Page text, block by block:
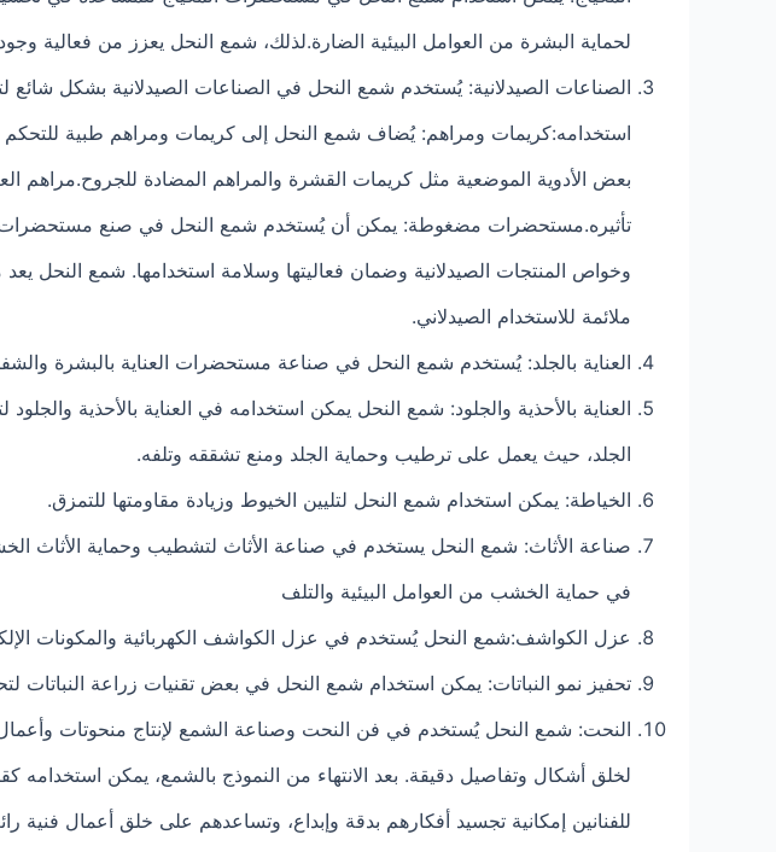
لحماية البشرة من العوامل البيئية الضارة.لذلك، شمع النحل يعزز من فعالية
الصناعات الصيدلانية: يُستخدم شمع النحل في الصناعات الصيدلانية بشكل
استخدامه:كريمات ومراهم: يُضاف شمع النحل إلى كريمات ومراهم طبية
بعض الأدوية الموضعية مثل كريمات القشرة والمراهم المضادة للجروح.مراهم
تأثيره.مستحضرات مضغوطة: يمكن أن يُستخدم شمع النحل في صنع مستحضرات
وخواص المنتجات الصيدلانية وضمان فعاليتها وسلامة استخدامها. شمع النحل
ملائمة للاستخدام الصيدلاني.
العناية بالجلد: يُستخدم شمع النحل في صناعة مستحضرات العناية بالبشرة
العناية بالأحذية والجلود: شمع النحل يمكن استخدامه في العناية بالأحذية
الجلد، حيث يعمل على ترطيب وحماية الجلد ومنع تشققه وتلفه.
الخياطة: يمكن استخدام شمع النحل لتليين الخيوط وزيادة مقاومتها للتمزق.
صناعة الأثاث: شمع النحل يستخدم في صناعة الأثاث لتشطيب وحماية الأثاث
في حماية الخشب من العوامل البيئية والتلف
عزل الكواشف:شمع النحل يُستخدم في عزل الكواشف الكهربائية والمكونات
تحفيز نمو النباتات: يمكن استخدام شمع النحل في بعض تقنيات زراعة النباتات
النحت: شمع النحل يُستخدم في فن النحت وصناعة الشمع لإنتاج منحوتات
لخلق أشكال وتفاصيل دقيقة. بعد الانتهاء من النموذج بالشمع، يمكن استخدامه
للفنانين إمكانية تجسيد أفكارهم بدقة وإبداع، وتساعدهم على خلق أعمال فنية